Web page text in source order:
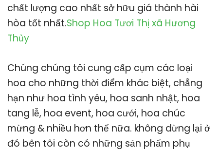
chất lượng cao nhất sở hữu giá thành hài
hòa tốt nhất.Shop Hoa Tươi Thị xã Hương
Thủy
Chúng chúng tôi cung cấp cụm các loại
hoa cho những thời điểm khác biệt, chẳng
hạn như hoa tình yêu, hoa sanh nhật, hoa
tang lễ, hoa event, hoa cưới, hoa chúc
mừng & nhiều hơn thế nữa. không dừng lại ở
đó bên tôi còn có những sản phẩm phụ